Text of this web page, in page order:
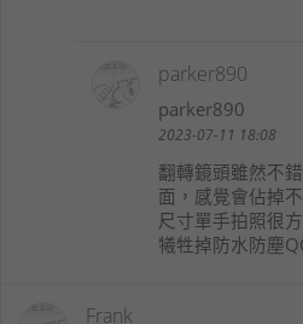
parker890
parker890
2023-07-11 18:08
翻轉鏡頭雖然不
面，感覺會佔掉
尺寸單手拍照很
犧牲掉防水防塵
Frank